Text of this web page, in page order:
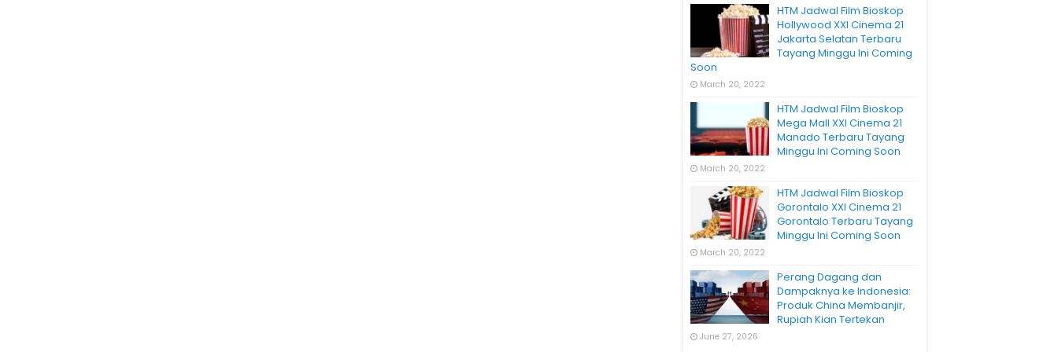
HTM Jadwal Film Bioskop
Hollywood XXI Cinema 21
Jakarta Selatan Terbaru
Tayang Minggu Ini Coming
Soon
March 20, 2022
HTM Jadwal Film Bioskop
Mega Mall XXI Cinema 21
Manado Terbaru Tayang
Minggu Ini Coming Soon
March 20, 2022
HTM Jadwal Film Bioskop
Gorontalo XXI Cinema 21
Gorontalo Terbaru Tayang
Minggu Ini Coming Soon
March 20, 2022
Perang Dagang dan
Dampaknya ke Indonesia:
Produk China Membanjir,
Rupiah Kian Tertekan
June 27, 2026